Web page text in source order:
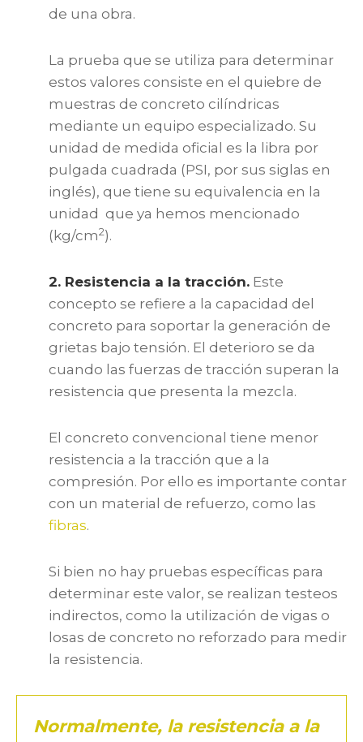
de una obra.
La prueba que se utiliza para determinar
estos valores consiste en el quiebre de
muestras de concreto cilíndricas
mediante un equipo especializado. Su
unidad de medida oficial es la libra por
pulgada cuadrada (PSI, por sus siglas en
inglés), que tiene su equivalencia en la
unidad que ya hemos mencionado
(kg/cm2).
2. Resistencia a la tracción. Este
concepto se refiere a la capacidad del
concreto para soportar la generación de
grietas bajo tensión. El deterioro se da
cuando las fuerzas de tracción superan la
resistencia que presenta la mezcla.
El concreto convencional tiene menor
resistencia a la tracción que a la
compresión. Por ello es importante contar
con un material de refuerzo, como las
fibras.
Si bien no hay pruebas específicas para
determinar este valor, se realizan testeos
indirectos, como la utilización de vigas o
losas de concreto no reforzado para medir
la resistencia.
Normalmente, la resistencia a la